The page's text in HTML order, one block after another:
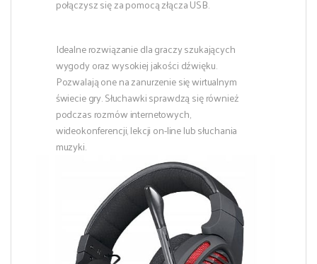
połączysz się za pomocą złącza USB.
Idealne rozwiązanie dla graczy szukających
wygody oraz wysokiej jakości dźwięku.
Pozwalają one na zanurzenie się wirtualnym
świecie gry. Słuchawki sprawdzą się również
podczas rozmów internetowych,
wideokonferencji, lekcji on-line lub słuchania
muzyki.